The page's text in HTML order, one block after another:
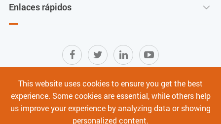
Enlaces rápidos 
Mapa del sitio | Términos de Uso
|
Política de privacidad
|
Ciberseguridad
Derechos de autor ©
This website uses cookies to ensure you get the best
experience. Some cookies are essential, while others help
us improve your experience by analyzing data or showing
personalized content.